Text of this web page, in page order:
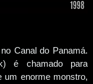
Canal do Panamá.
é chamado para
um enorme monstro,